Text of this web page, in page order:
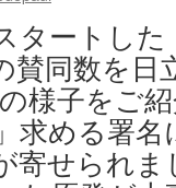
タートし
賛同数を日
様子をご
求める署名
寄せられ